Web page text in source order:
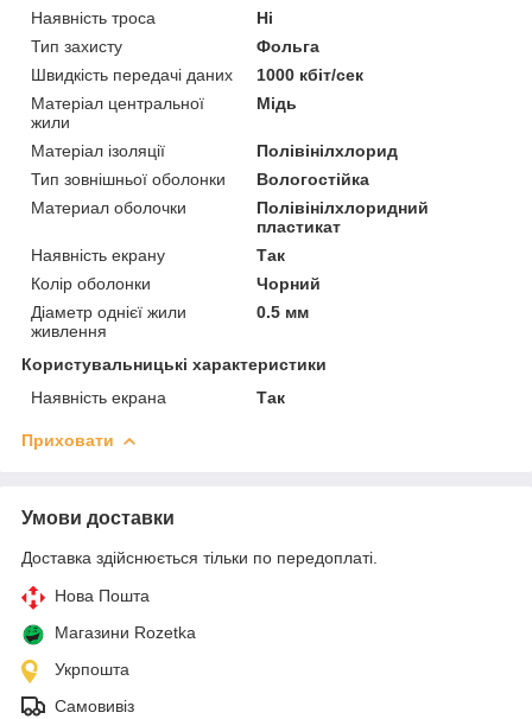
Наявність троса
Ні
Тип захисту
Фольга
Швидкість передачі даних
1000 кбіт/сек
Матеріал центральної
жили
Мідь
Матеріал ізоляції
Полівінілхлорид
Тип зовнішньої оболонки
Вологостійка
Материал оболочки
Полівінілхлоридний
пластикат
Наявність екрану
Так
Колір оболонки
Чорний
Діаметр однієї жили
живлення
0.5 мм
Користувальницькі характеристики
Наявність екрана
Так
Приховати
Умови доставки
Доставка здійснюється тільки по передоплаті.
Нова Пошта
Магазини Rozetka
Укрпошта
Самовивіз